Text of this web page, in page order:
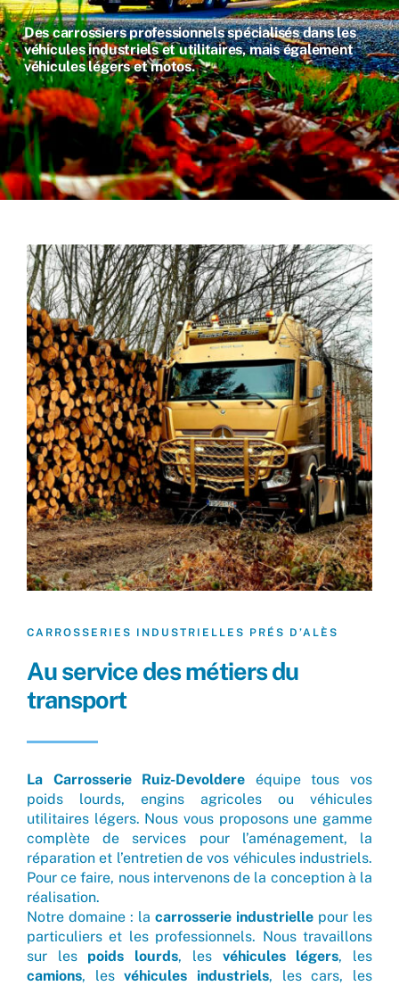
Des carrossiers professionnels spécialisés dans les
véhicules industriels et utilitaires, mais également
véhicules légers et motos.
CARROSSERIES INDUSTRIELLES PRÉS D’ALÈS
Au service des métiers du
transport
La Carrosserie Ruiz-Devoldere équipe tous vos
poids lourds, engins agricoles ou véhicules
utilitaires légers. Nous vous proposons une gamme
complète de services pour l’aménagement, la
réparation et l’entretien de vos véhicules industriels.
Pour ce faire, nous intervenons de la conception à la
réalisation.
Notre domaine : la carrosserie industrielle pour les
particuliers et les professionnels. Nous travaillons
sur les poids lourds, les véhicules légers, les
camions, lesvéhicules industriels, les cars, les